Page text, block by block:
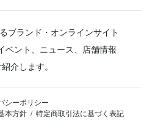
ブランド・オンラインサイト
ベント、ニュース、店舗情報
介します。
シーポリシー
本方針
特定商取引法に基づく表記